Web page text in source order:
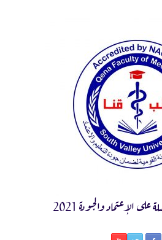
الإعتماد والجودة 2021